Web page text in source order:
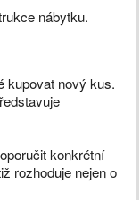
nábytku.
kupovat nový kus.
konkrétní
rozhoduje nejen o